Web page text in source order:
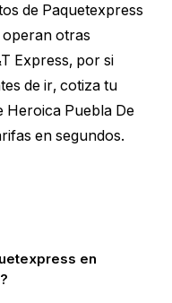
de Paquetexpress
operan otras
Express, por si
de ir, cotiza tu
Heroica Puebla De
en segundos.
en